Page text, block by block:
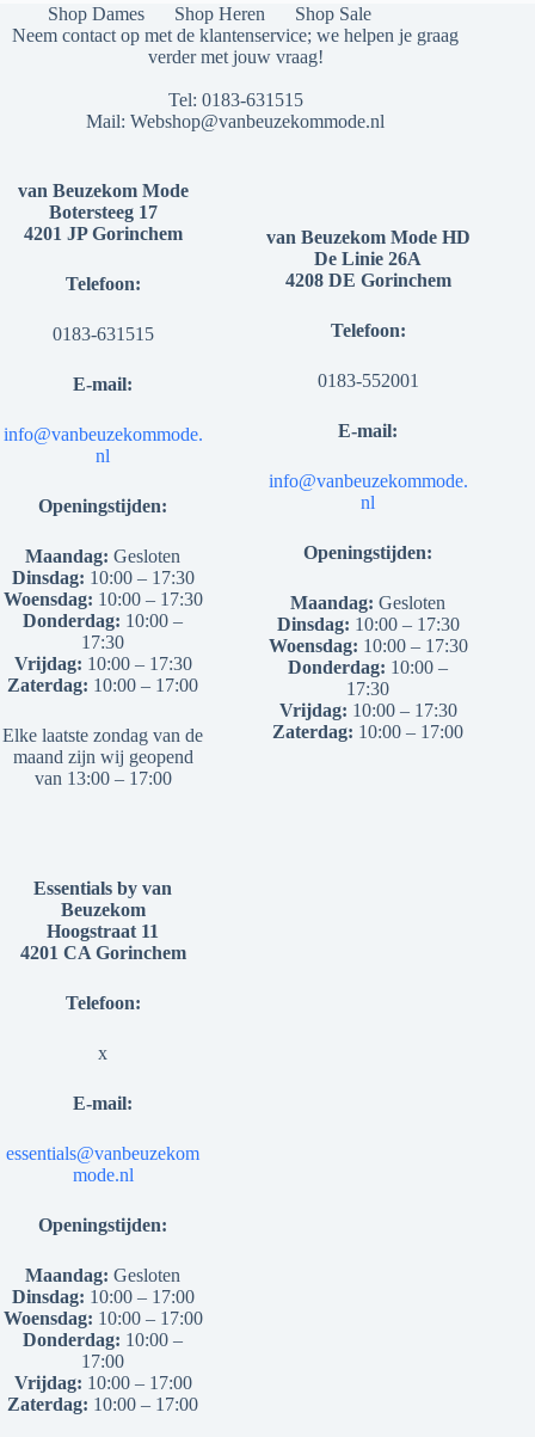
Shop Dames Shop Heren
Shop Sale
Neem contact op met de klantenservice; we helpen je graag
verder met jouw vraag!
Tel: 0183-631515
Mail:Webshop@vanbeuzekommode.nl
van Beuzekom Mode
Botersteeg 17
4201 JP Gorinchem
Telefoon:
0183-631515
E-mail:
info@vanbeuzekommode.
nl
Openingstijden:
Maandag: Gesloten
Dinsdag: 10:00 – 17:30
Woensdag: 10:00 – 17:30
Donderdag: 10:00 –
17:30
Vrijdag: 10:00 – 17:30
Zaterdag: 10:00 – 17:00
Elke laatste zondag van de
maand zijn wij geopend
van 13:00 – 17:00
van Beuzekom Mode HD
De Linie 26A
4208 DE Gorinchem
Telefoon:
0183-552001
E-mail:
info@vanbeuzekommode.
nl
Openingstijden:
Maandag: Gesloten
Dinsdag: 10:00 – 17:30
Woensdag: 10:00 – 17:30
Donderdag: 10:00 –
17:30
Vrijdag: 10:00 – 17:30
Zaterdag: 10:00 – 17:00
Essentials by van
Beuzekom
Hoogstraat 11
4201 CA Gorinchem
Telefoon:
x
E-mail:
essentials@vanbeuzekom
mode.nl
Openingstijden:
Maandag: Gesloten
Dinsdag: 10:00 – 17:00
Woensdag: 10:00 – 17:00
Donderdag: 10:00 –
17:00
Vrijdag: 10:00 – 17:00
Zaterdag: 10:00 – 17:00